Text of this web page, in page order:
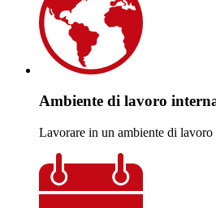
Ambiente di lavoro
Lavorare in un ambiente di